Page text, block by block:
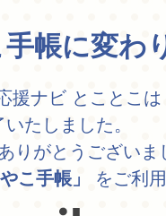
帳に変わ
援ナビ とことこは
たしました。
りがとうございま
こ手帳」 をご利